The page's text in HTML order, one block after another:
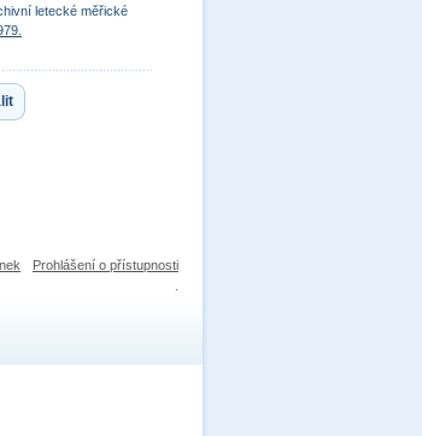
letecké měřické
Prohlášení o přístupnosti